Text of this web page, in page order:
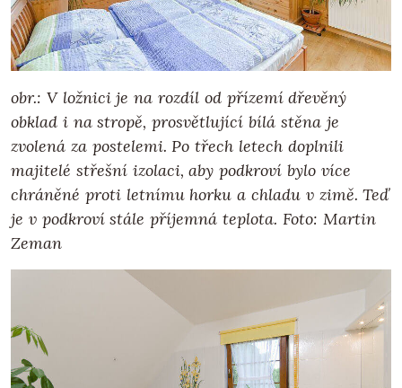
obr.: V ložnici je na rozdíl od přízemí dřevěný
obklad i na stropě, prosvětlující bílá stěna je
zvolená za postelemi. Po třech letech doplnili
majitelé střešní izolaci, aby podkroví bylo více
chráněné proti letnímu horku a chladu v zimě. Teď
je v podkroví stále příjemná teplota. Foto: Martin
Zeman